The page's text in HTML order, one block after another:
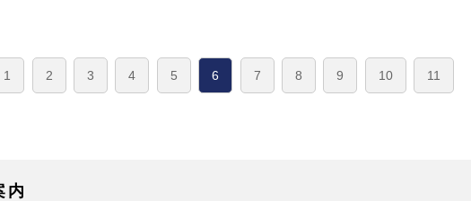
1 2 3 4 5 6 7 8 9 10 11
内